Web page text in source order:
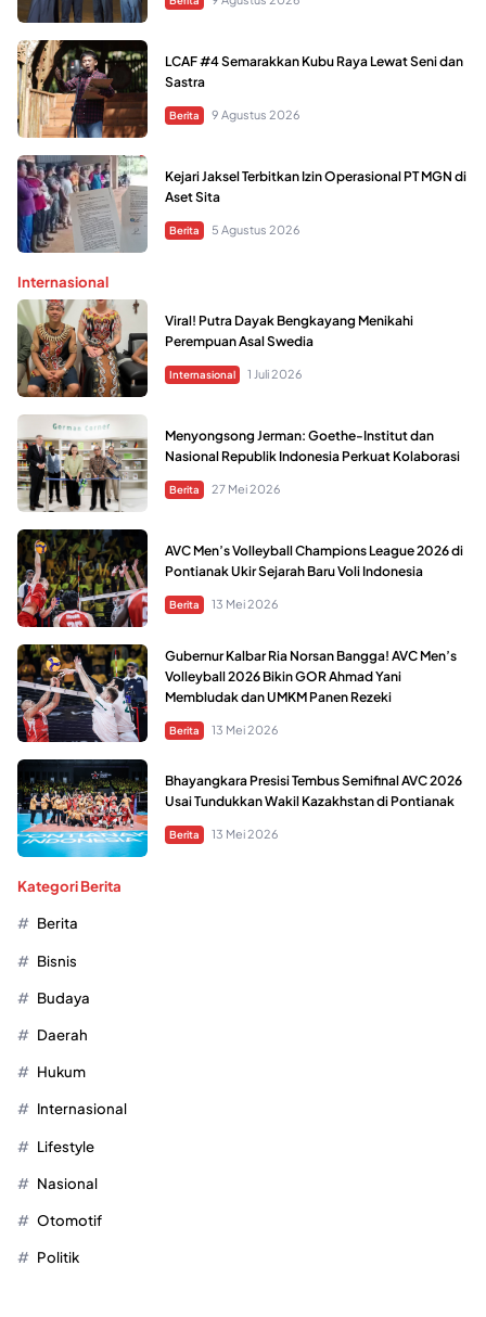
LCAF #4 Semarakkan Kubu Raya Lewat Seni dan
Sastra
Berita 9 Agustus 2026
Kejari Jaksel Terbitkan Izin Operasional PT MGN di
Aset Sita
Berita 5 Agustus 2026
Internasional
Viral! Putra Dayak Bengkayang Menikahi
Perempuan Asal Swedia
Internasional 1 Juli 2026
Menyongsong Jerman: Goethe-Institut dan
Nasional Republik Indonesia Perkuat Kolaborasi
Berita 27 Mei 2026
AVC Men’s Volleyball Champions League 2026 di
Pontianak Ukir Sejarah Baru Voli Indonesia
Berita 13 Mei 2026
Gubernur Kalbar Ria Norsan Bangga! AVC Men’s
Volleyball 2026 Bikin GOR Ahmad Yani
Membludak dan UMKM Panen Rezeki
Berita 13 Mei 2026
Bhayangkara Presisi Tembus Semifinal AVC 2026
Usai Tundukkan Wakil Kazakhstan di Pontianak
Berita 13 Mei 2026
Kategori Berita
Berita
Bisnis
Budaya
Daerah
Hukum
Internasional
Lifestyle
Nasional
Otomotif
Politik